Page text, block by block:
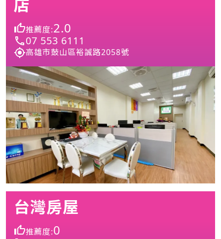
店
推薦度:2.0
07 553 6111
高雄市鼓山區裕誠路2058號
台灣房屋
推薦度:0